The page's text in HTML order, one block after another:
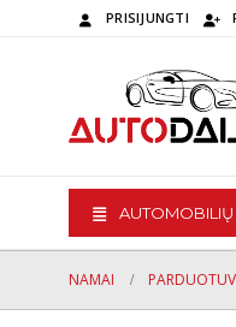
PRISIJUNGTI
AUTOMOBILIŲ
NAMAI